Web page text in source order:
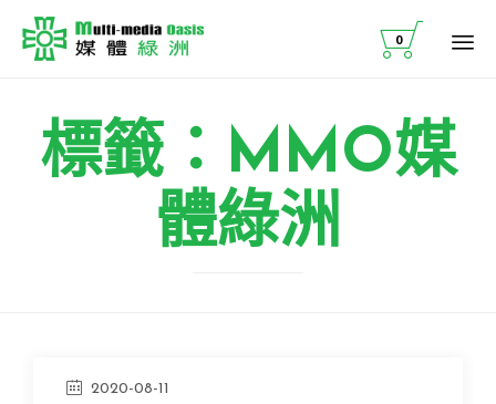

0
標籤：MMO媒
體綠洲
2020-08-11